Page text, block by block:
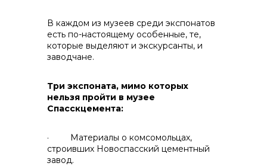
В каждом из музеев среди экспонатов
есть по-настоящему особенные, те,
которые выделяют и экскурсанты, и
заводчане.
Три экспоната, мимо которых
нельзя пройти в музее
Спасскцемента:
· Материалы о комсомольцах,
строивших Новоспасский цементный
завод.